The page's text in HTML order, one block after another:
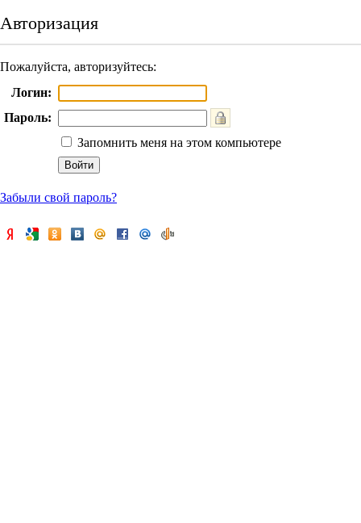
Авторизация
Пожалуйста, авторизуйтесь:
Логин:
Пароль:
Запомнить меня на этом компьютере
Забыли свой пароль?